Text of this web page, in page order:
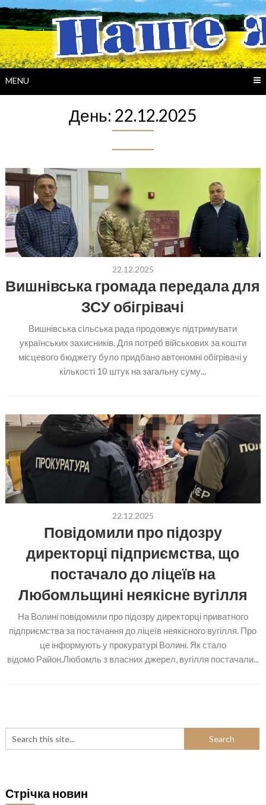
Skip
to
content
MENU
День: 22.12.2025
22.12.2025
Вишнівська громада передала для
ЗСУ обігрівачі
Вишнівська сільська рада продовжує підтримувати
українських захисників. Для потреб військових за кошти
місцевого бюджету було придбано автономні обігрівачі у
кількості 10 штук на загальну суму...
22.12.2025
Повідомили про підозру
директорці підприємства, що
постачало до ліцеїв на
Любомльщині неякісне вугілля
На Волині повідомили про підозру директорці приватного
підприємства за постачання до ліцеїв неякісного вугілля. Про
це інформують у прокуратурі Волині. Як стало
відомо Район.Любомль з власних джерел, вугілля постачали...
Стрічка новин